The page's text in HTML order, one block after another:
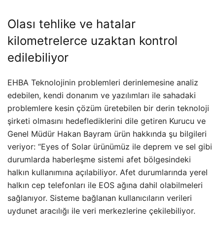
Olası tehlike ve hatalar
kilometrelerce uzaktan kontrol
edilebiliyor
EHBA Teknolojinin problemleri derinlemesine analiz
edebilen, kendi donanım ve yazılımları ile sahadaki
problemlere kesin çözüm üretebilen bir derin teknoloji
şirketi olmasını hedeflediklerini dile getiren Kurucu ve
Genel Müdür Hakan Bayram ürün hakkında şu bilgileri
veriyor: “Eyes of Solar ürünümüz ile deprem ve sel gibi
durumlarda haberleşme sistemi afet bölgesindeki
halkın kullanımına açılabiliyor. Afet durumlarında yerel
halkın cep telefonları ile EOS ağına dahil olabilmeleri
sağlanıyor. Sisteme bağlanan kullanıcıların verileri
uydunet aracılığı ile veri merkezlerine çekilebiliyor.